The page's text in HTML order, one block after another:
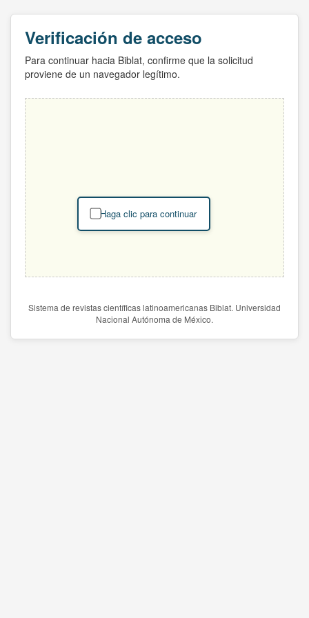
Verificación de acceso
Para continuar hacia Biblat, confirme que la solicitud
proviene de un navegador legítimo.
Haga clic para continuar
Sistema de revistas científicas latinoamericanas Biblat. Universidad
Nacional Autónoma de México.